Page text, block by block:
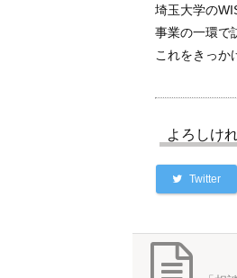
埼玉大学の
事業の一環で
これをきっか
よろしけ
Twitter